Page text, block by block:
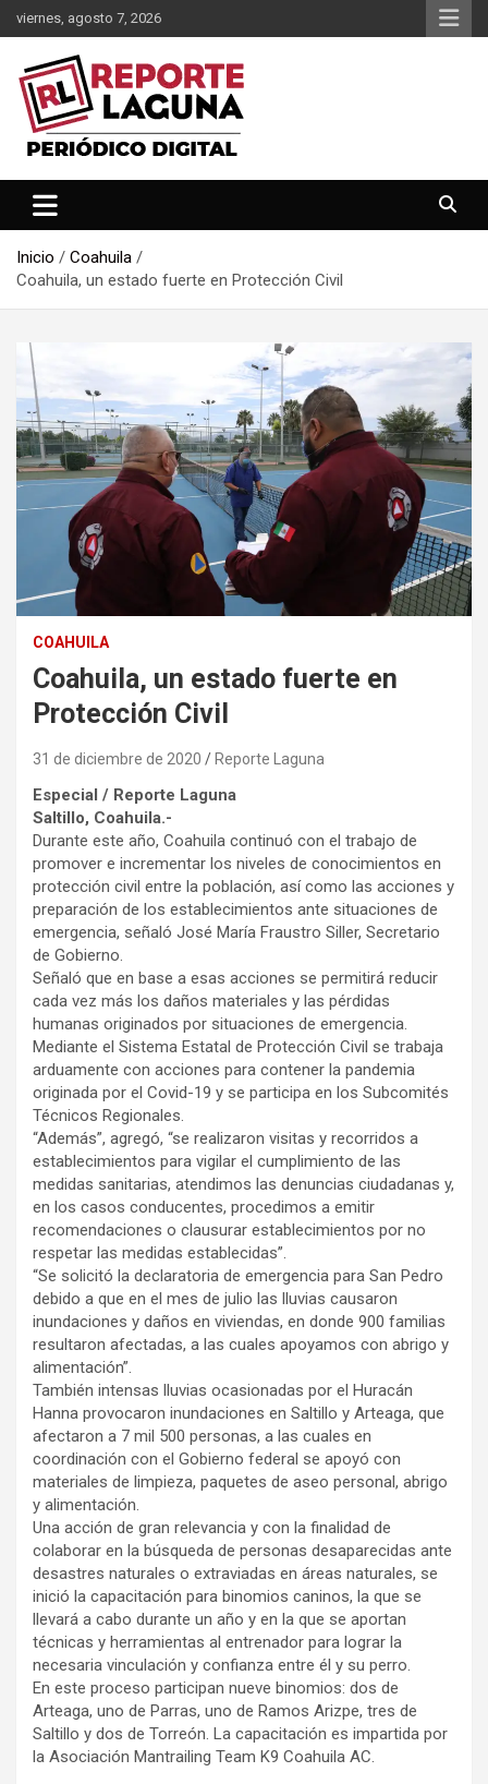
Saltar
al
contenido
viernes, agosto 7, 2026
Reporte Laguna
Inicio
Coahuila
Coahuila, un estado fuerte en Protección Civil
COAHUILA
Coahuila, un estado fuerte en
Protección Civil
31 de diciembre de 2020 Reporte Laguna
Especial / Reporte Laguna
Saltillo, Coahuila.-
Durante este año, Coahuila continuó con el trabajo de
promover e incrementar los niveles de conocimientos en
protección civil entre la población, así como las acciones y
preparación de los establecimientos ante situaciones de
emergencia, señaló José María Fraustro Siller, Secretario
de Gobierno.
Señaló que en base a esas acciones se permitirá reducir
cada vez más los daños materiales y las pérdidas
humanas originados por situaciones de emergencia.
Mediante el Sistema Estatal de Protección Civil se trabaja
arduamente con acciones para contener la pandemia
originada por el Covid-19 y se participa en los Subcomités
Técnicos Regionales.
“Además”, agregó, “se realizaron visitas y recorridos a
establecimientos para vigilar el cumplimiento de las
medidas sanitarias, atendimos las denuncias ciudadanas y,
en los casos conducentes, procedimos a emitir
recomendaciones o clausurar establecimientos por no
respetar las medidas establecidas”.
“Se solicitó la declaratoria de emergencia para San Pedro
debido a que en el mes de julio las lluvias causaron
inundaciones y daños en viviendas, en donde 900 familias
resultaron afectadas, a las cuales apoyamos con abrigo y
alimentación”.
También intensas lluvias ocasionadas por el Huracán
Hanna provocaron inundaciones en Saltillo y Arteaga, que
afectaron a 7 mil 500 personas, a las cuales en
coordinación con el Gobierno federal se apoyó con
materiales de limpieza, paquetes de aseo personal, abrigo
y alimentación.
Una acción de gran relevancia y con la finalidad de
colaborar en la búsqueda de personas desaparecidas ante
desastres naturales o extraviadas en áreas naturales, se
inició la capacitación para binomios caninos, la que se
llevará a cabo durante un año y en la que se aportan
técnicas y herramientas al entrenador para lograr la
necesaria vinculación y confianza entre él y su perro.
En este proceso participan nueve binomios: dos de
Arteaga, uno de Parras, uno de Ramos Arizpe, tres de
Saltillo y dos de Torreón. La capacitación es impartida por
la Asociación Mantrailing Team K9 Coahuila AC.